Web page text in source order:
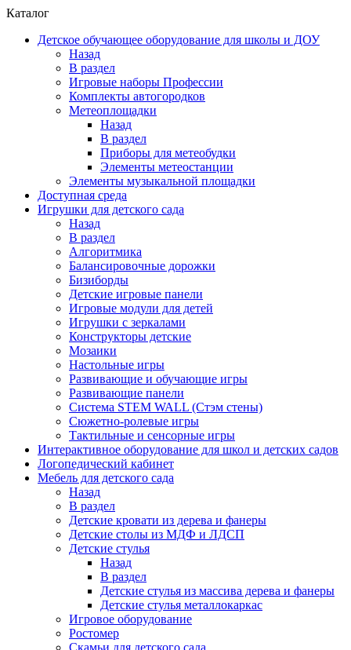
Каталог
Детское обучающее оборудование для школы и ДОУ
Назад
В раздел
Игровые наборы Профессии
Комплекты автогородков
Метеоплощадки
Назад
В раздел
Приборы для метеобудки
Элементы метеостанции
Элементы музыкальной площадки
Доступная среда
Игрушки для детского сада
Назад
В раздел
Алгоритмика
Балансировочные дорожки
Бизиборды
Детские игровые панели
Игровые модули для детей
Игрушки с зеркалами
Конструкторы детские
Мозаики
Настольные игры
Развивающие и обучающие игры
Развивающие панели
Система STEM WALL (Cтэм стены)
Сюжетно-ролевые игры
Тактильные и сенсорные игры
Интерактивное оборудование для школ и детских садов
Логопедический кабинет
Мебель для детского сада
Назад
В раздел
Детские кровати из дерева и фанеры
Детские столы из МДФ и ЛДСП
Детские стулья
Назад
В раздел
Детские стулья из массива дерева и фанеры
Детские стулья металлокаркас
Игровое оборудование
Ростомер
Скамьи для детского сада